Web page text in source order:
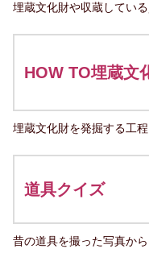
埋蔵文化財や収蔵してい
HOW TO埋蔵文
埋蔵文化財を発掘する工
道具クイズ
昔の道具を撮った写真か